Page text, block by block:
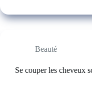
Beauté
Se couper les cheveux